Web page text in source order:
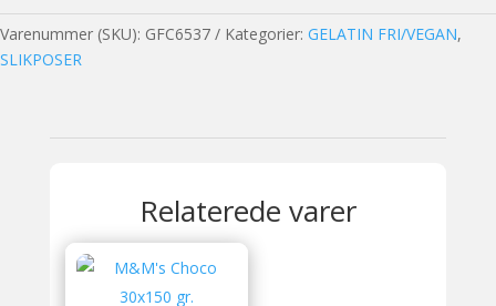
Varenummer (SKU): GFC6537 Kategorier: GELATIN FRI/VEGAN,
SLIKPOSER
Relaterede varer